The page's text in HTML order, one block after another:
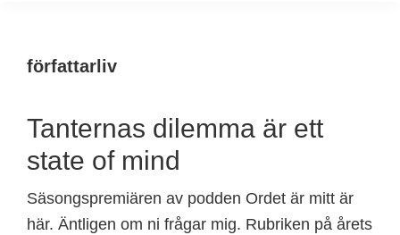
författarliv
Tanternas dilemma är ett
state of mind
Säsongspremiären av podden Ordet är mitt är
här. Äntligen om ni frågar mig. Rubriken på årets